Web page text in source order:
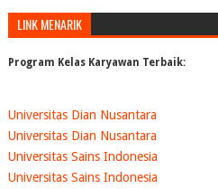
LINK MENARIK
Program Kelas Karyawan Terbaik:
Universitas Dian Nusantara
Universitas Dian Nusantara
Universitas Sains Indonesia
Universitas Sains Indonesia